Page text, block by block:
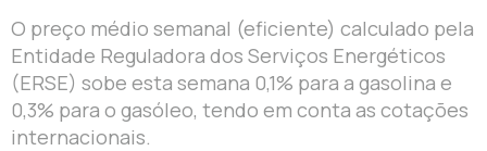
O preço médio semanal (eficiente) calculado pela
Entidade Reguladora dos Serviços Energéticos
(ERSE) sobe esta semana 0,1% para a gasolina e
0,3% para o gasóleo, tendo em conta as cotações
internacionais.